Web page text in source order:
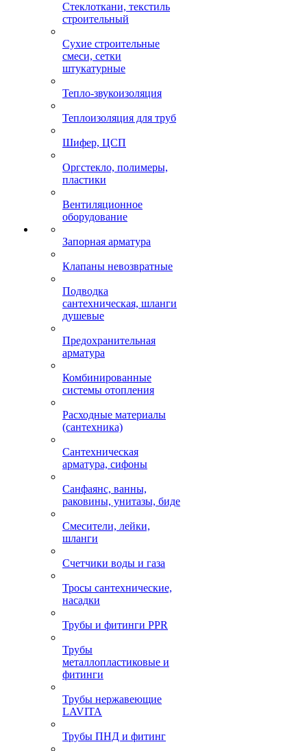
Стеклоткани, текстиль
строительный
Сухие строительные
смеси, сетки
штукатурные
Тепло-звукоизоляция
Теплоизоляция для труб
Шифер, ЦСП
Оргстекло, полимеры,
пластики
Вентиляционное
оборудование
Запорная арматура
Клапаны невозвратные
Подводка
сантехническая, шланги
душевые
Предохранительная
арматура
Комбинированные
системы отопления
Расходные материалы
(сантехника)
Сантехническая
арматура, сифоны
Санфаянс, ванны,
раковины, унитазы, биде
Смесители, лейки,
шланги
Счетчики воды и газа
Тросы сантехнические,
насадки
Трубы и фитинги PPR
Трубы
металлопластиковые и
фитинги
Трубы нержавеющие
LAVITA
Трубы ПНД и фитинг